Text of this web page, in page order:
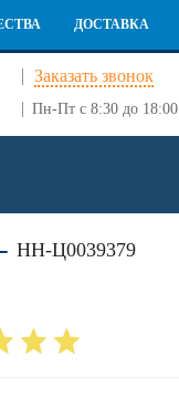
ДОСТАВКА
Заказать звонок
Пн-Пт с 8:30 до 18:00
НН-Ц0039379